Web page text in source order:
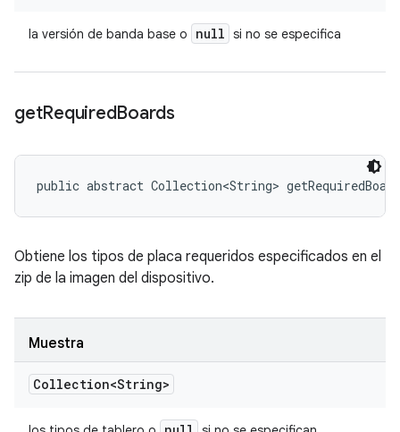
la versión de banda base o null si no se especifica
getRequiredBoards
public abstract Collection<String>
Obtiene los tipos de placa requeridos especificados en el
zip de la imagen del dispositivo.
Muestra
Collection<String>